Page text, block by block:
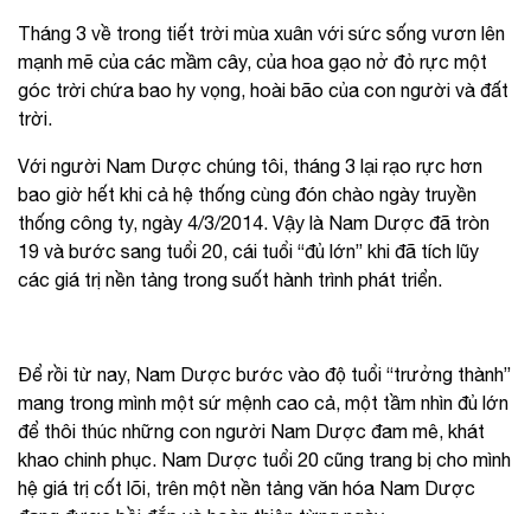
Tháng 3 về trong tiết trời mùa xuân với sức sống vươn lên
mạnh mẽ của các mầm cây, của hoa gạo nở đỏ rực một
góc trời chứa bao hy vọng, hoài bão của con người và đất
trời.
Với người Nam Dược chúng tôi, tháng 3 lại rạo rực hơn
bao giờ hết khi cả hệ thống cùng đón chào ngày truyền
thống công ty, ngày 4/3/2014. Vậy là Nam Dược đã tròn
19 và bước sang tuổi 20, cái tuổi “đủ lớn” khi đã tích lũy
các giá trị nền tảng trong suốt hành trình phát triển.
Để rồi từ nay, Nam Dược bước vào độ tuổi “trưởng thành”
mang trong mình một sứ mệnh cao cả, một tầm nhìn đủ lớn
để thôi thúc những con người Nam Dược đam mê, khát
khao chinh phục. Nam Dược tuổi 20 cũng trang bị cho mình
hệ giá trị cốt lõi, trên một nền tảng văn hóa Nam Dược